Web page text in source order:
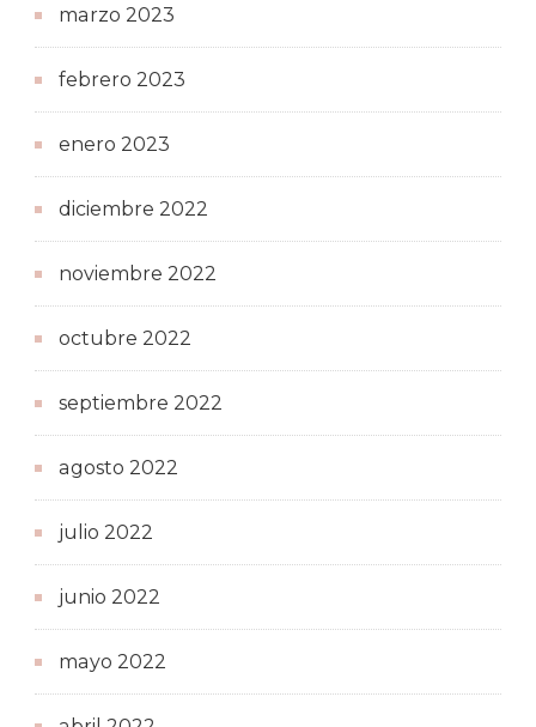
marzo 2023
febrero 2023
enero 2023
diciembre 2022
noviembre 2022
octubre 2022
septiembre 2022
agosto 2022
julio 2022
junio 2022
mayo 2022